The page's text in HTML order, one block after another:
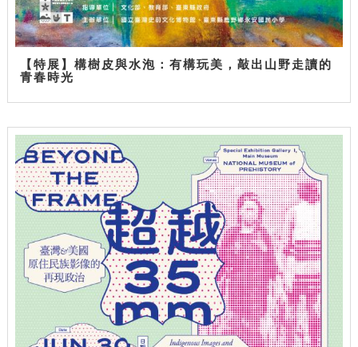
【特展】構樹皮與水泡：有構玩美，敲出山野走讀的
青春時光